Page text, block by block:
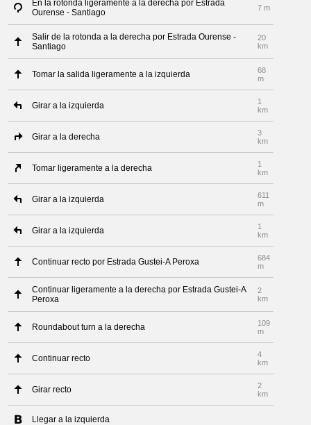
En la rotonda ligeramente a la derecha por Estrada
Ourense - Santiago
7 m
Salir de la rotonda a la derecha por Estrada Ourense -
Santiago
20
km
Tomar la salida ligeramente a la izquierda
68
m
Girar a la izquierda
1
km
Girar a la derecha
3
km
Tomar ligeramente a la derecha
1
km
Girar a la izquierda
611
m
Girar a la izquierda
1
km
Continuar recto por Estrada Gustei-A Peroxa
684
m
Continuar ligeramente a la derecha por Estrada Gustei-A
Peroxa
2
km
Roundabout turn a la derecha
109
m
Continuar recto
4
km
Girar recto
2
km
Llegar a la izquierda